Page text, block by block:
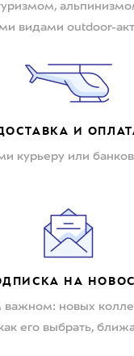
видами outdoor-
И
курьеру или
НА
важном: новых
его выбрать,